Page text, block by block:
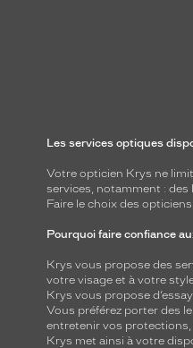
Les services optiques
Votre opticien Krys ne
services, notamment : des
Faire le choix des
Pourquoi faire confiance
Krys vous propose des
votre visage et à votre
Krys vous propose
Vous préférez porter des
entretenir vos
Krys met ainsi à votre